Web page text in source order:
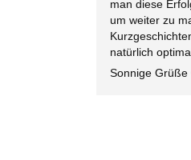
man diese
um weiter zu
natürlich
Sonnige Grüße